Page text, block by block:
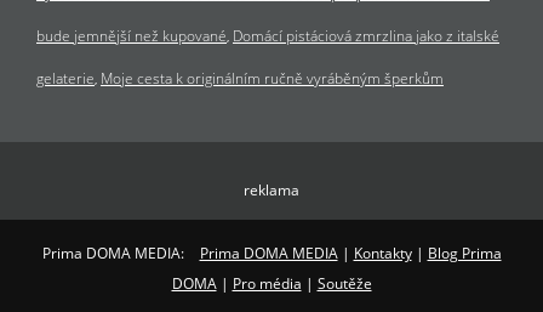
bude jemnější než kupované Domácí pistáciová zmrzlina jako z italské
gelaterie Moje cesta k originálním ručně vyráběným šperkům
reklama
Prima DOMA MEDIA: Prima DOMA MEDIA| Kontakty| Blog Prima
DOMA| Pro média | Soutěže